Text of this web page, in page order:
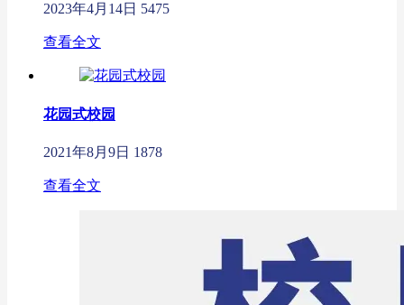
2023年4月14日 5475
查看全文
花园式校园
2021年8月9日 1878
查看全文